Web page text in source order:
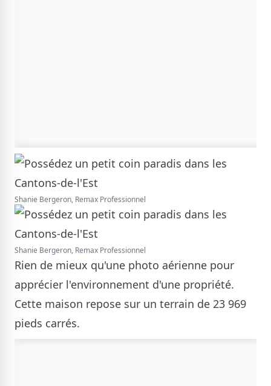
Shanie Bergeron, Remax Professionnel
Shanie Bergeron, Remax Professionnel
Rien de mieux qu'une photo aérienne pour
apprécier l'environnement d'une propriété.
Cette maison repose sur un terrain de 23 969
pieds carrés.